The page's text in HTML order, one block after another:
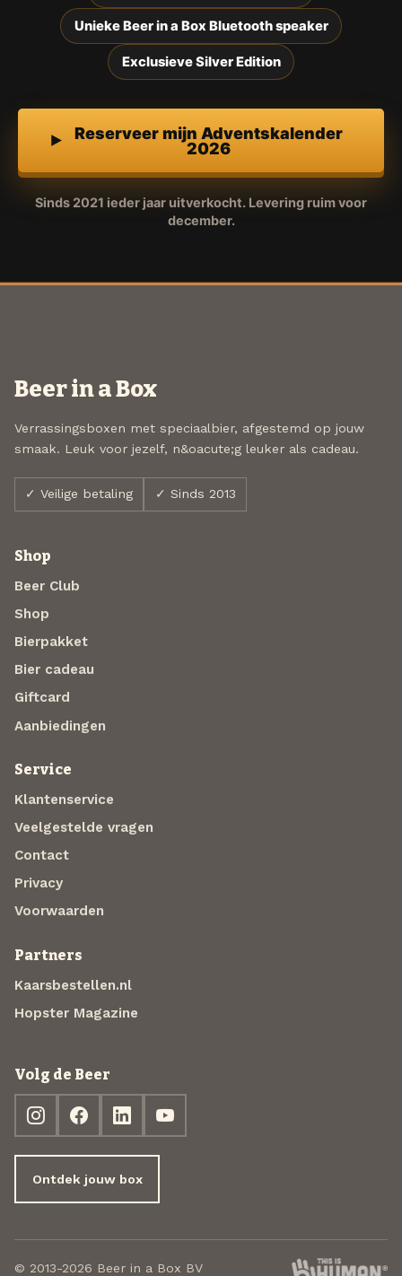
Unieke Beer in a Box Bluetooth speaker
Exclusieve Silver Edition
Reserveer mijn Adventskalender
2026
Sinds 2021 ieder jaar uitverkocht. Levering ruim voor
december.
Beer in a Box
Verrassingsboxen met speciaalbier, afgestemd op jouw
smaak. Leuk voor jezelf, n&oacute;g leuker als cadeau.
✓ Veilige betaling ✓ Sinds 2013
Shop
Beer Club
Shop
Bierpakket
Bier cadeau
Giftcard
Aanbiedingen
Service
Klantenservice
Veelgestelde vragen
Contact
Privacy
Voorwaarden
Partners
Kaarsbestellen.nl
Hopster Magazine
Volg de Beer
Ontdek jouw box
© 2013-2026 Beer in a Box BV